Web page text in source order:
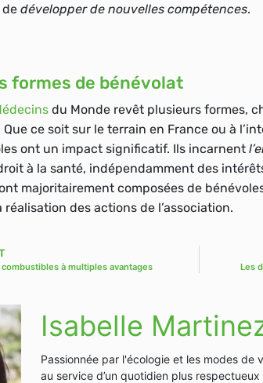
de développer de nouvelles compétences.
formes de bénévolat
du Monde revêt plusieurs formes,
ce soit sur le terrain en France ou à
ont un impact significatif. Ils incarnent
à la santé, indépendamment des
majoritairement composées de
des actions de l’association.
à multiples avantages Les
Isabelle
Passionnée par l'écologie et les modes
au service d’un quotidien plus